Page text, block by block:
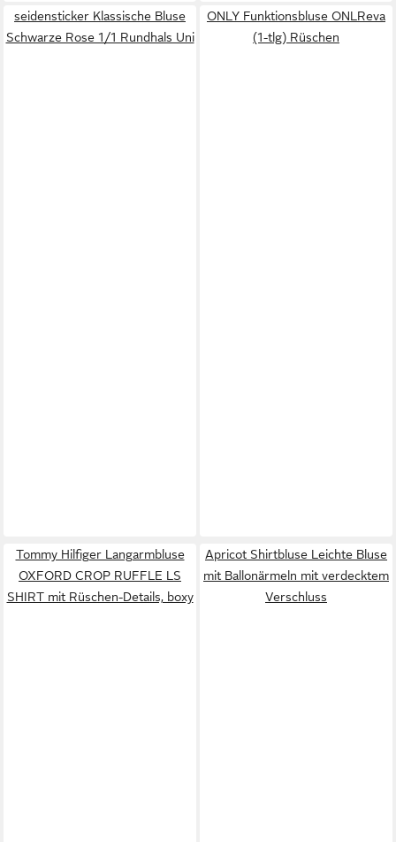
seidensticker Klassische Bluse
Schwarze Rose 1/1 Rundhals Uni
ONLY Funktionsbluse ONLReva
(1-tlg) Rüschen
Tommy Hilfiger Langarmbluse
OXFORD CROP RUFFLE LS
SHIRT mit Rüschen-Details, boxy
Apricot Shirtbluse Leichte Bluse
mit Ballonärmeln mit verdecktem
Verschluss